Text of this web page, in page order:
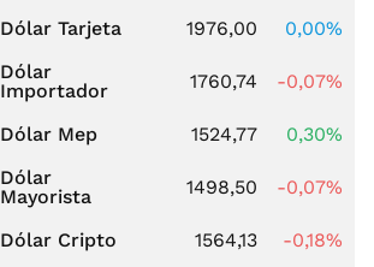
Dólar Tarjeta
1976,00
0,00%
Dólar
Importador
1760,74 -0,07%
Dólar Mep 1524,77
0,30%
Dólar
Mayorista
1498,50 -0,07%
Dólar Cripto 1564,13
-0,18%